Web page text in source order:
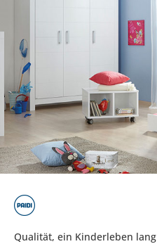
Qualität, ein Kinderleben lang